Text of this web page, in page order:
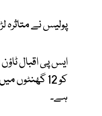
پولیس نے
ایس پی اقبال
کو 12
ہے۔